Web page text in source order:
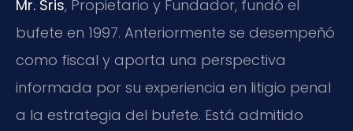
Mr. Sris, Propietario y Fundador, fundó el
bufete en 1997. Anteriormente se desempeñó
como fiscal y aporta una perspectiva
informada por su experiencia en litigio penal
a la estrategia del bufete. Está admitido